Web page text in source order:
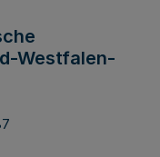
Westfalen-